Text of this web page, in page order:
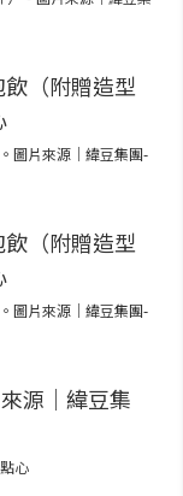
圖片來源｜緯豆集團-
圖片來源｜緯豆集團-
心